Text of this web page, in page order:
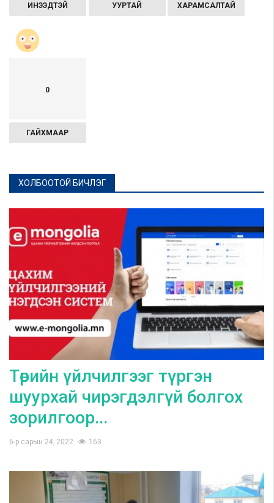
ИНЭЭДТЭЙ УУРТАЙ ХАРАМСАЛТАЙ
0
ГАЙХМААР
ХОЛБООТОЙ БИЧЛЭГ
Төрийн үйлчилгээг түргэн
шуурхай чирэгдэлгүй болгох
зорилгоор...
6-р сарын 24, 2022 163